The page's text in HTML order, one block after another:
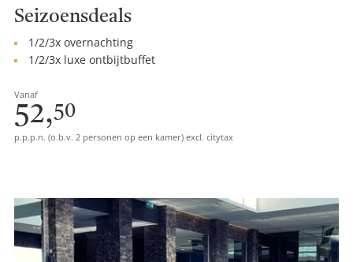
Seizoensdeals
1/2/3x overnachting
1/2/3x luxe ontbijtbuffet
Vanaf
52,50
p.p.p.n. (o.b.v. 2 personen op een kamer) excl. citytax